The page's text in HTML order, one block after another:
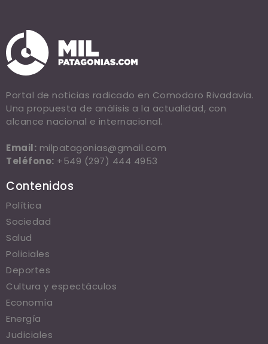
Portal de noticias radicado en Comodoro Rivadavia.
Una propuesta de análisis a la actualidad, con
alcance nacional e internacional.
Email: milpatagonias@gmail.com
Teléfono: +549 (297) 444 4953
Contenidos
Política
Sociedad
Salud
Policiales
Deportes
Cultura y espectáculos
Economía
Energía
Judiciales